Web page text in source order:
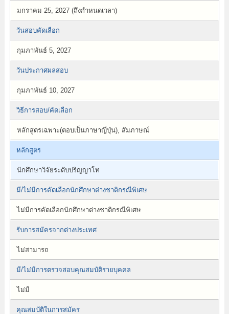
มกราคม 25, 2027 (ถึงกำหนดเวลา)
วันสอบคัดเลือก
กุมภาพันธ์ 5, 2027
วันประกาศผลสอบ
กุมภาพันธ์ 10, 2027
วิธีการสอบ/คัดเลือก
หลักสูตรเฉพาะ(ตอบเป็นภาษาญี่ปุ่น), สัมภาษณ์
หลักสูตร
นักศึกษาวิจัยระดับปริญญาโท
มี/ไม่มีการคัดเลือกนักศึกษาต่างชาติกรณีพิเศษ
ไม่มีการคัดเลือกนักศึกษาต่างชาติกรณีพิเศษ
รับการสมัครจากต่างประเทศ
ไม่สามารถ
มี/ไม่มีการตรวจสอบคุณสมบัติรายบุคคล
ไม่มี
คุณสมบัติในการสมัคร